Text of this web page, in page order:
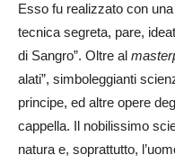
Esso fu realizzato con
tecnica segreta, pare,
di Sangro”. Oltre al
alati”, simboleggianti
principe, ed altre opere
cappella. Il nobilissimo
natura e, soprattutto,